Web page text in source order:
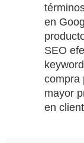
en
SEO
compra
mayor
en